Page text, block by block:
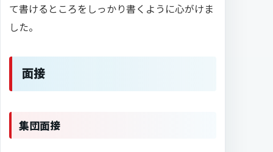
て書けるところをしっかり書くように心がけま
した。
面接
集団面接